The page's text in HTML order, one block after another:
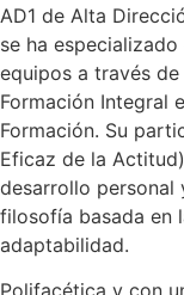
AD1 de Alta
se ha
equipos a través
Formación Integral
Formación. Su
Eficaz de la
desarrollo personal
filosofía basada en
adaptabilidad.